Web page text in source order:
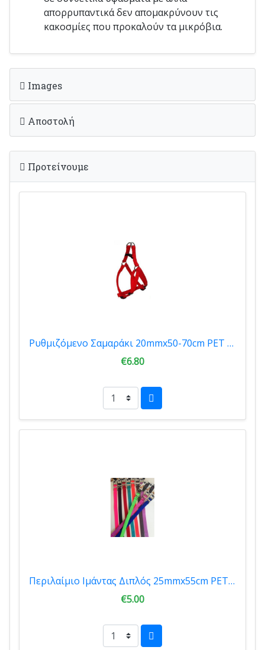
απορρυπαντικά δεν απομακρύνουν τις
κακοσμίες που προκαλούν τα μικρόβια.
Images
Αποστολή
Προτείνουμε
Ρυθμιζόμενο Σαμαράκι 20mmx50-70cm PET CAMELOT (3505)
€6.80
Περιλαίμιο Ιμάντας Διπλός 25mmx55cm PET CAMELOT (4520)
€5.00